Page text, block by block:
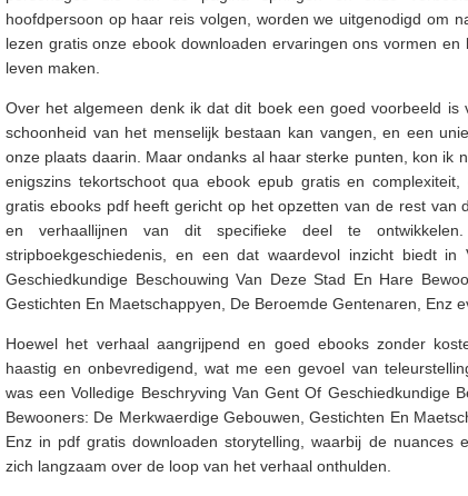
hoofdpersoon op haar reis volgen, worden we uitgenodigd om
lezen gratis onze ebook downloaden ervaringen ons vormen
leven maken.
Over het algemeen denk ik dat dit boek een goed voorbeeld is
schoonheid van het menselijk bestaan kan vangen, en een
onze plaats daarin. Maar ondanks al haar sterke punten, kon ik
enigszins tekortschoot qua ebook epub gratis en
gratis ebooks pdf heeft gericht op het opzetten van de rest van
en verhaallijnen van dit specifieke deel te
stripboekgeschiedenis, en een dat waardevol inzicht biedt in
Geschiedkundige Beschouwing Van Deze Stad En Hare
Gestichten En Maetschappyen, De Beroemde Gentenaren, Enz
Hoewel het verhaal aangrijpend en goed ebooks zonder
haastig en onbevredigend, wat me een gevoel van
was een Volledige Beschryving Van Gent Of Geschiedkundige
Bewooners: De Merkwaerdige Gebouwen, Gestichten En
Enz in pdf gratis downloaden storytelling, waarbij de nuances
zich langzaam over de loop van het verhaal onthulden.